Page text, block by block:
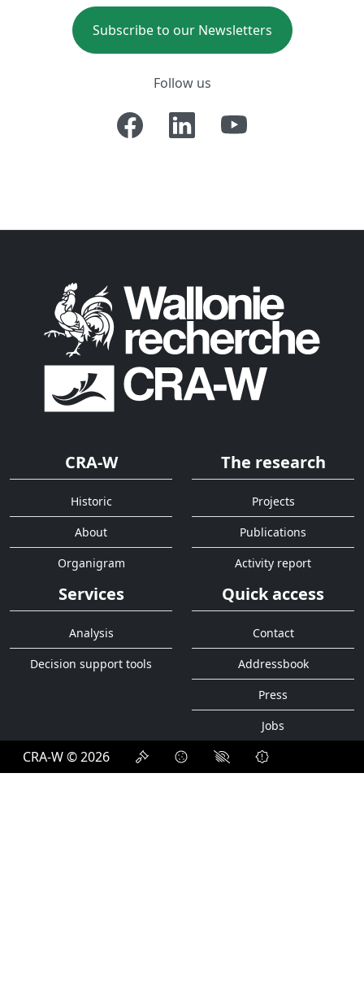
Subscribe to our Newsletters
Follow us
CRA-W
Historic
About
Organigram
The research
Projects
Publications
Activity report
Services
Analysis
Decision support tools
Quick access
Contact
Addressbook
Press
Jobs
CRA-W © 2026